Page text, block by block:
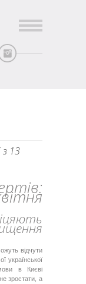
з 13
відчути
української
в Києві
зростати, а